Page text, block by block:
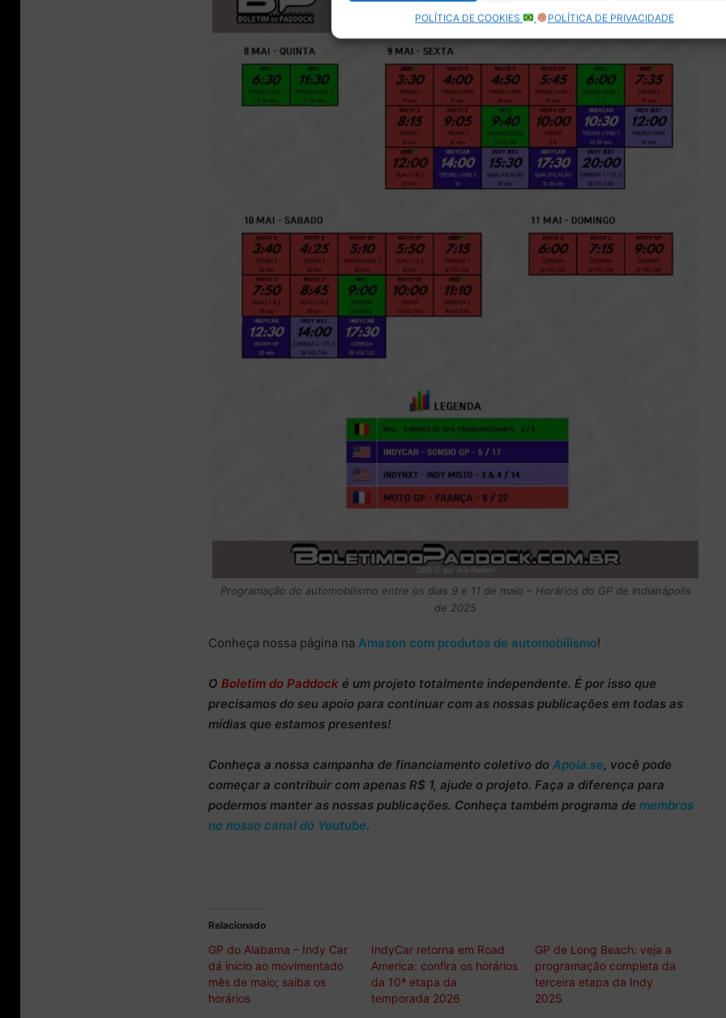
POLÍTICA DE COOKIES POLÍTICA DE PRIVACIDADE
Programação do automobilismo entre os dias 9 e 11 de maio – Horários do GP de Indianápolis
de 2025
Conheça nossa página na Amazon com produtos de automobilismo!
O Boletim do Paddock é um projeto totalmente independente. É por isso que
precisamos do seu apoio para continuar com as nossas publicações em todas as
mídias que estamos presentes!
Conheça a nossa campanha de financiamento coletivo do Apoia.se, você pode
começar a contribuir com apenas R$ 1, ajude o projeto. Faça a diferença para
podermos manter as nossas publicações. Conheça também programa de membros
no nosso canal do Youtube.
Relacionado
GP do Alabama – Indy Car
dá início ao movimentado
mês de maio; saiba os
horários
IndyCar retorna em Road
America: confira os horários
da 10ª etapa da
temporada 2026
GP de Long Beach: veja a
programação completa da
terceira etapa da Indy
2025